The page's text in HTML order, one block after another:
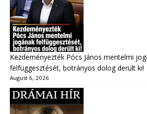
Kezdeményezték Pócs János mentelmi
felfüggesztését, botrányos dolog derült ki!
August 6, 2026